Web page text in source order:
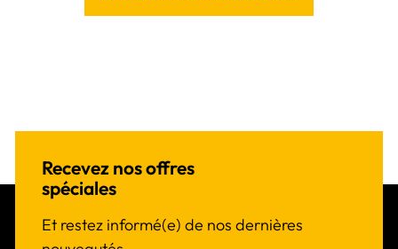
Recevez nos offres
spéciales
Et restez informé(e) de nos dernières